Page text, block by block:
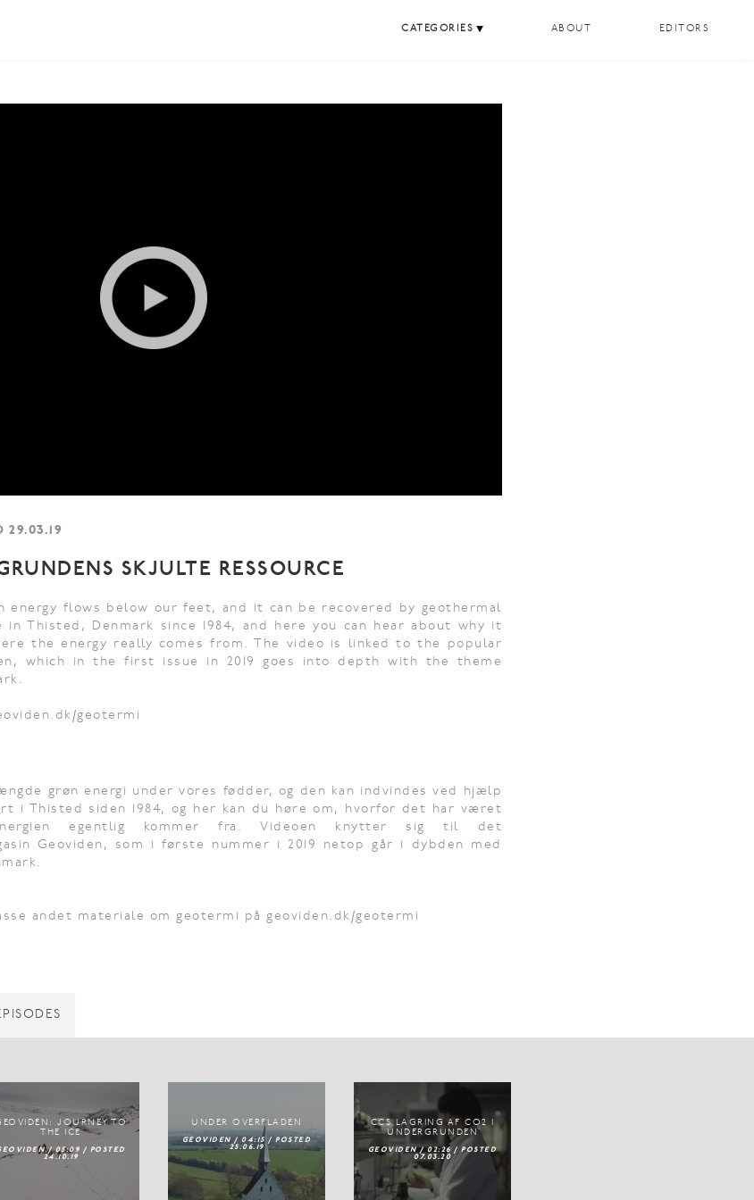
CATEGORIES ABOUT EDITORS
29.03.19
SKJULTE RESSOURCE
energy flows below our feet, and it can be recovered by geothermal
in Thisted, Denmark since 1984, and here you can hear about why it
the energy really comes from. The video is linked to the popular
which in the first issue in 2019 goes into depth with the theme
geotermi
grøn energi under vores fødder, og den kan indvindes ved hjælp
i Thisted siden 1984, og her kan du høre om, hvorfor det har været
egentlig kommer fra. Videoen knytter sig til det
Geoviden, som i første nummer i 2019 netop går i dybden med
andet materiale om geotermi på geoviden.dk/geotermi
JOURNEY TO
THE ICE
/ 05:09 / POSTED
24.10.19
UNDER OVERFLADEN
GEOVIDEN / 04:15 / POSTED
25.06.19
CCS LAGRING AF CO2 I
UNDERGRUNDEN
GEOVIDEN / 02:26 / POSTED
07.03.20